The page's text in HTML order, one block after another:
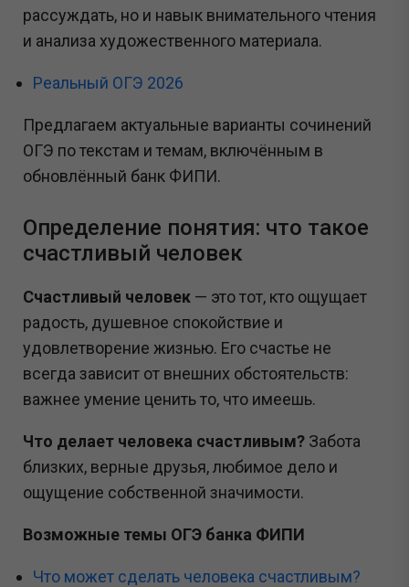
рассуждать, но и навык внимательного чтения
и анализа художественного материала.
Реальный ОГЭ 2026
Предлагаем актуальные варианты сочинений
ОГЭ по текстам и темам, включённым в
обновлённый банк ФИПИ.
Определение понятия: что такое
счастливый человек
Счастливый человек — это тот, кто ощущает
радость, душевное спокойствие и
удовлетворение жизнью. Его счастье не
всегда зависит от внешних обстоятельств:
важнее умение ценить то, что имеешь.
Что делает человека счастливым? Забота
близких, верные друзья, любимое дело и
ощущение собственной значимости.
Возможные темы ОГЭ банка ФИПИ
Что может сделать человека счастливым?